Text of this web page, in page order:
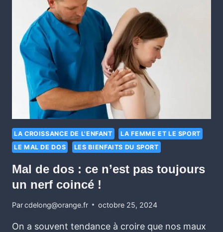
LA CROISSANCE DE L'ENFANT
LA FEMME ET LE SPORT
LE MAL DE DOS
LES BIENFAITS DU SPORT
Mal de dos : ce n’est pas toujours
un nerf coincé !
Parcdelong@orange.fr octobre 25, 2024
On a souvent tendance à croire que nos maux